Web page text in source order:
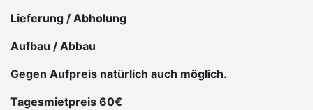
Lieferung / Abholung
Aufbau / Abbau
Gegen Aufpreis natürlich auch möglich.
Tagesmietpreis 60€